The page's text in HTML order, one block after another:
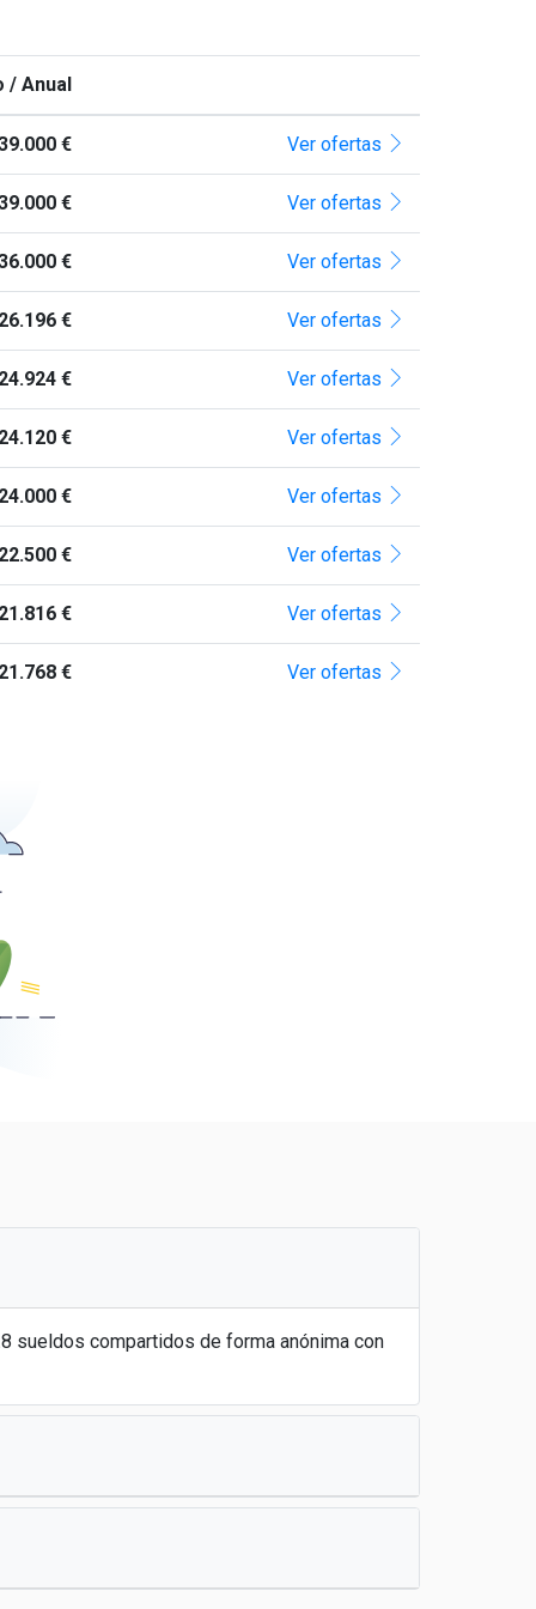
/ Anual
€ Ver ofertas
€ Ver ofertas
€ Ver ofertas
26.196 € Ver ofertas
24.924 € Ver ofertas
24.120 € Ver ofertas
24.000 € Ver ofertas
22.500 € Ver ofertas
21.816 € Ver ofertas
21.768 € Ver ofertas
sueldos compartidos de forma anónima con